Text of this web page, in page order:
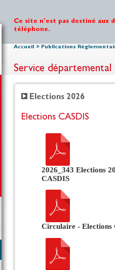
Ce site n'est pas destiné aux
téléphone.
Accueil > Publications
Service
Elections 2026
Elections CASDIS
2026_343 Elections
CASDIS
Circulaire - Elections